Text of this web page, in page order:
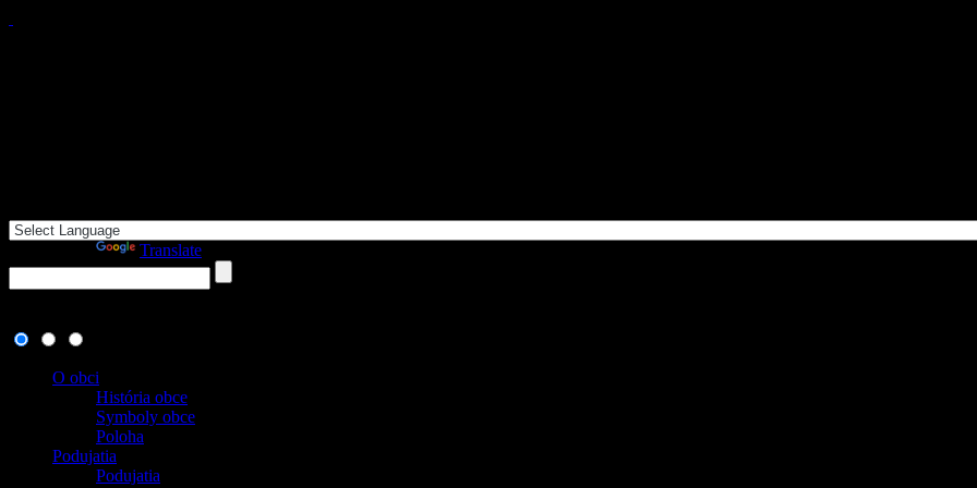
Translate
O obci
História obce
Symboly obce
Poloha
Podujatia
Podujatia